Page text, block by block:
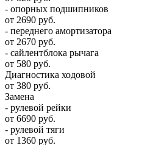
- опорных подшипников
от 2690 руб.
- переднего амортизатора
от 2670 руб.
- сайлентблока рычага
от 580 руб.
Диагностика ходовой
от 380 руб.
Замена
- рулевой рейки
от 6690 руб.
- рулевой тяги
от 1360 руб.